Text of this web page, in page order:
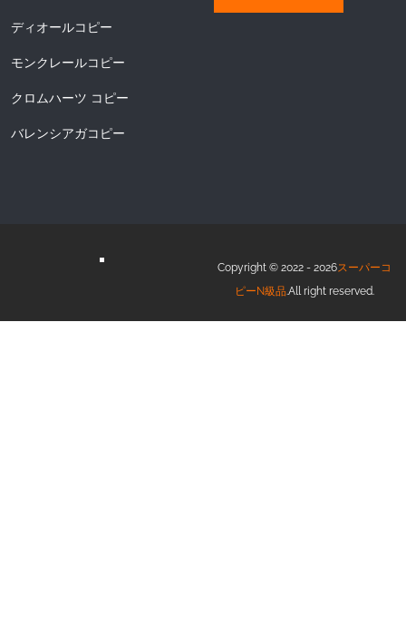
ディオールコピー
モンクレールコピー
クロムハーツ コピー
バレンシアガコピー
Copyright © 2022 - 2026スーパーコ
ピーN級品 .All right reserved.